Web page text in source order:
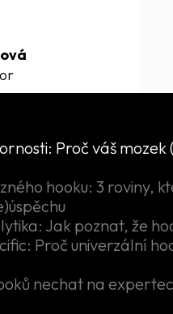
Proč váš mozek
hooku: 3 roviny,
Jak poznat, že
Proč univerzální
nechat na